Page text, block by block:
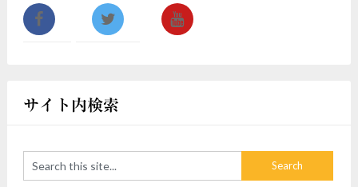
サイト内検索